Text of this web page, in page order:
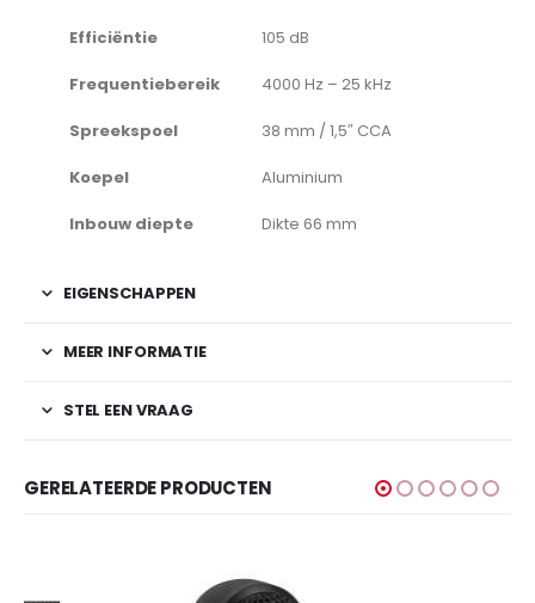
Efficiëntie 105 dB
Frequentiebereik 4000 Hz – 25 kHz
Spreekspoel 38 mm / 1,5″ CCA
Koepel Aluminium
Inbouw diepte Dikte 66 mm
EIGENSCHAPPEN
MEER INFORMATIE
STEL EEN VRAAG
GERELATEERDE PRODUCTEN